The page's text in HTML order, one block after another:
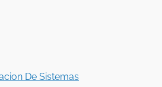
De Sistemas